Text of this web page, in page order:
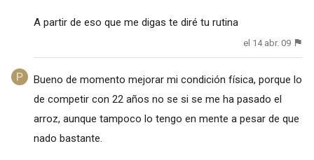
A partir de eso que me digas te diré tu rutina
el 14 abr. 09
Bueno de momento mejorar mi condición física, porque lo
de competir con 22 años no se si se me ha pasado el
arroz, aunque tampoco lo tengo en mente a pesar de que
nado bastante.